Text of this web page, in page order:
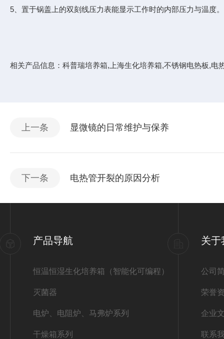
5、置于锅盖上的双刻线压力表能显示工作时的内部压力与温度。
相关产品信息： 科普瑞培养箱, 上海生化培养箱,不锈钢电热板,电
上一条 显微镜的日常维护与保养
下一条 电热管开裂的原因分析
产品导航
恒温恒湿生化培养箱（智能化可编程）
灭菌器
电炉、电阻炉、马弗炉系列
干燥箱系列
关于
公司
荣誉
企业
联系